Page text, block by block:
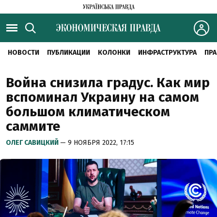
НОВОСТИ ПУБЛИКАЦИИ КОЛОНКИ ИНФРАСТРУКТУРА
Война снизила градус. Как мир
вспоминал Украину на самом
большом климатическом
саммите
ОЛЕГ САВИЦКИЙ — 9 НОЯБРЯ 2022, 17:15